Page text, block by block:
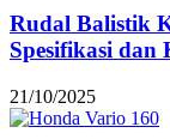
Rudal Balistik
Spesifikasi dan
21/10/2025